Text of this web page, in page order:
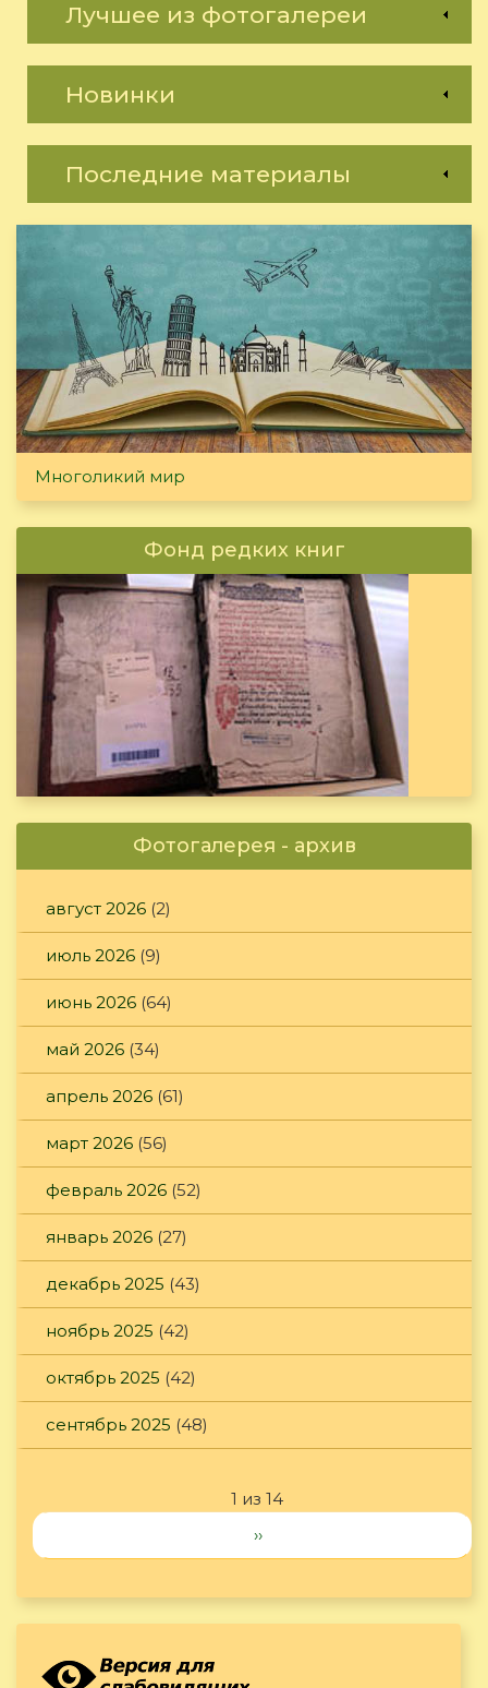
Лучшее из фотогалереи
Новинки
Последние материалы
Многоликий мир
Фонд редких книг
Фотогалерея - архив
август 2026 (2)
июль 2026 (9)
июнь 2026 (64)
май 2026 (34)
апрель 2026 (61)
март 2026 (56)
февраль 2026 (52)
январь 2026 (27)
декабрь 2025 (43)
ноябрь 2025 (42)
октябрь 2025 (42)
сентябрь 2025 (48)
1 из 14
››